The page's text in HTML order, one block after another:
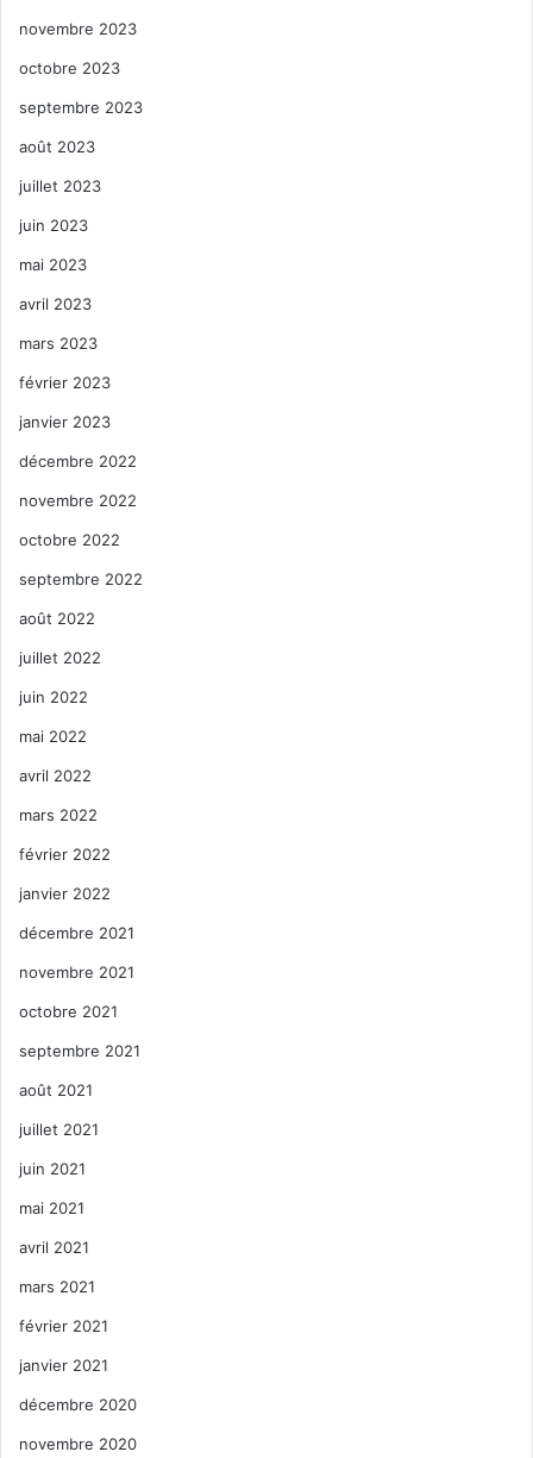
novembre 2023
octobre 2023
septembre 2023
août 2023
juillet 2023
juin 2023
mai 2023
avril 2023
mars 2023
février 2023
janvier 2023
décembre 2022
novembre 2022
octobre 2022
septembre 2022
août 2022
juillet 2022
juin 2022
mai 2022
avril 2022
mars 2022
février 2022
janvier 2022
décembre 2021
novembre 2021
octobre 2021
septembre 2021
août 2021
juillet 2021
juin 2021
mai 2021
avril 2021
mars 2021
février 2021
janvier 2021
décembre 2020
novembre 2020